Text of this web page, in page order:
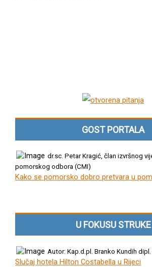
GOST PORTALA
dr.sc. Petar Kragić, član izvršnog
pomorskog odbora (CMI)
Kako se pomorsko dobro pretvara u
U FOKUSU STRUKE
Autor: Kap.d.pl. Branko Kundih dipl.
Slučaj hotela Hilton Costabella u Rijeci